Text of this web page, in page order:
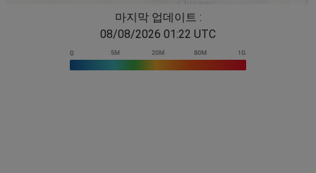
마지막 업데이트 :
08/08/2026 01:22 UTC